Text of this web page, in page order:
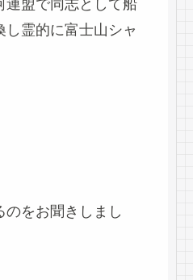
連盟で同志として船
霊的に富士山シャ
をお聞きしまし